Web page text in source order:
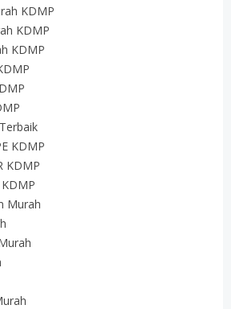
KDMP
KDMP
KDMP
KDMP
KDMP
Murah